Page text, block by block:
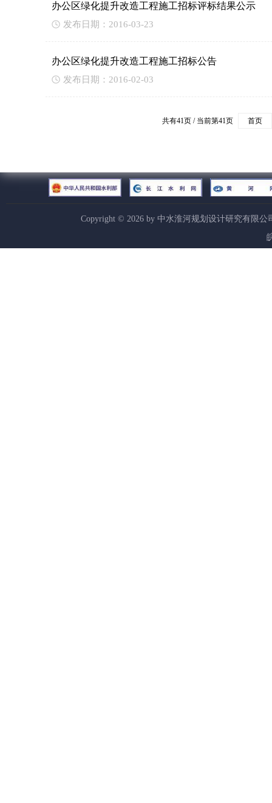
办公区绿化提升改造工程施工招标评标结果公示
发布日期：2016-03-23
办公区绿化提升改造工程施工招标公告
发布日期：2016-02-03
共有41页 / 当前第41页 首页
Copyright © 2026by 中水淮河规划设计研究有限公